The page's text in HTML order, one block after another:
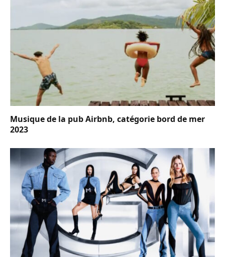
Musique de la pub Airbnb, catégorie bord de mer
2023